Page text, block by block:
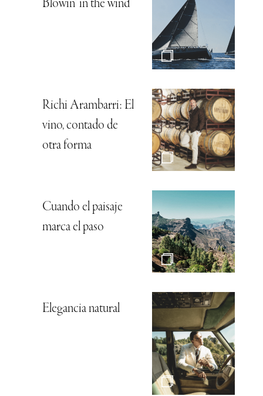
Blowin’ in the wind
Richi Arambarri: El
vino, contado de
otra forma
Cuando el paisaje
marca el paso
Elegancia natural